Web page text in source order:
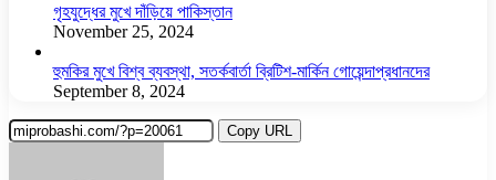
গৃহযুদ্ধের মুখে দাঁড়িয়ে পাকিস্তান
November 25, 2024
হুমকির মুখে বিশ্ব ব্যবস্থা, সতর্কবার্তা ব্রিটিশ-মার্কিন গোয়েন্দাপ্রধানদের
September 8, 2024
Copy URL